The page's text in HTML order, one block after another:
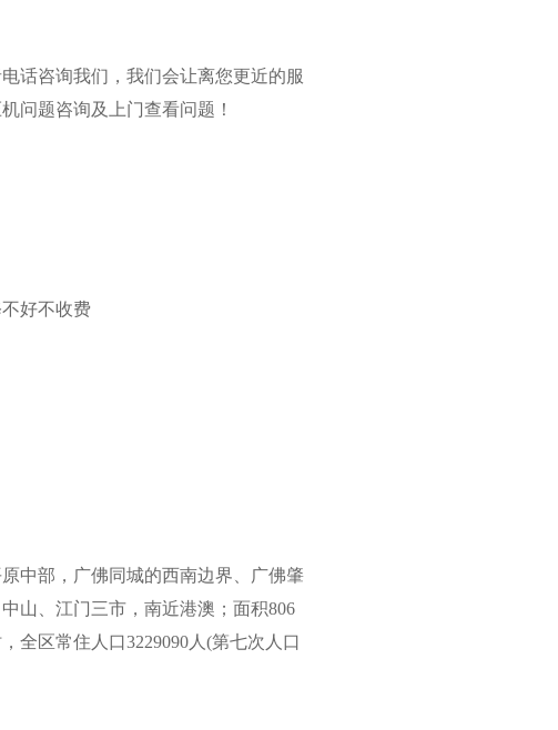
话咨询我们，我们会让离您更近的服
问题咨询及上门查看问题！
好不收费
中部，广佛同城的西南边界、广佛肇
山、江门三市，南近港澳；面积806
全区常住人口3229090人(第七次人口